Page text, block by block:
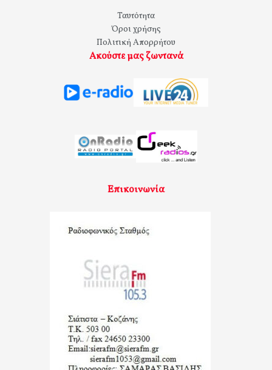
Ταυτότητα
Όροι χρήσης
Πολιτική Απορρήτου
Ακούστε μας ζωντανά
Επικοινωνία